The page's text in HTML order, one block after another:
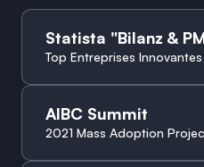
Statista "Bilanz &
Top Entreprises
AIBC Summit
2021 Mass Adoption